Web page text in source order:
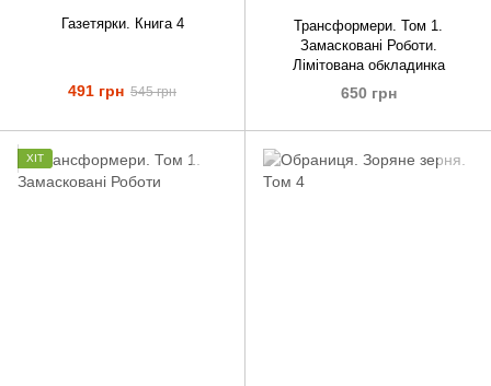
Газетярки. Книга 4
491 грн 545 грн
Трансформери. Том 1.
Замасковані Роботи.
Лімітована обкладинка
650 грн
ХІТ